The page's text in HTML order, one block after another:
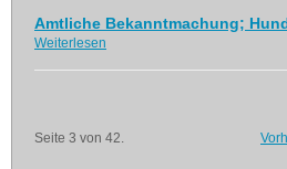
Amtliche Bekanntmachung;
Weiterlesen
Seite 3 von 42.